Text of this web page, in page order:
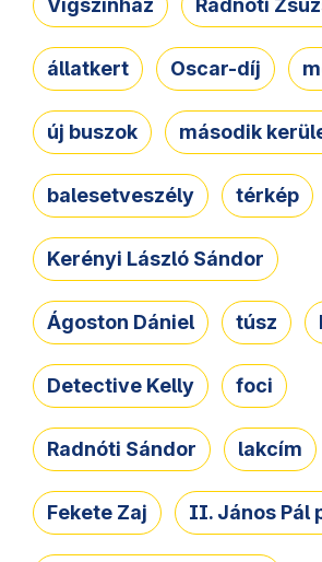
Vígszínház Radnóti
állatkert Oscar-díj
új buszok második
balesetveszély térkép
Kerényi László Sándor
Ágoston Dániel túsz
Detective Kelly foci
Radnóti Sándor lakcím
Fekete Zaj II. János Pál